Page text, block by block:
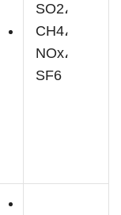
SO2،
CH4،
NOx،
SF6